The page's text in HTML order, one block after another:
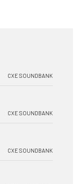
CXE SOUNDBANK
CXE SOUNDBANK
CXE SOUNDBANK